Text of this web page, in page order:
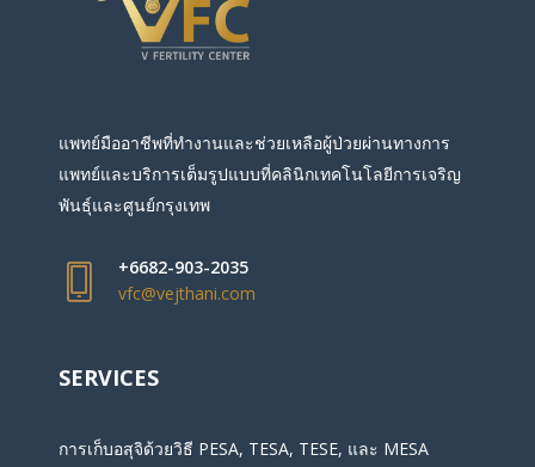
แพทย์มืออาชีพที่ทำงานและช่วยเหลือผู้ป่วยผ่านทางการ
แพทย์และบริการเต็มรูปแบบที่คลินิกเทคโนโลยีการเจริญ
พันธุ์และศูนย์กรุงเทพ
+6682-903-2035
vfc@vejthani.com
SERVICES
การเก็บอสุจิด้วยวิธี PESA, TESA, TESE, และ MESA